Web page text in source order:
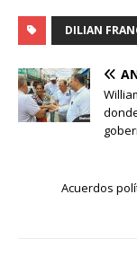
DILIAN
Acuerdos